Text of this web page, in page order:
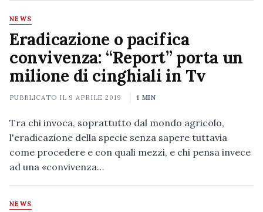
NEWS
Eradicazione o pacifica
convivenza: “Report” porta un
milione di cinghiali in Tv
PUBBLICATO IL 9 APRILE 2019 1 MIN
Tra chi invoca, soprattutto dal mondo agricolo,
l'eradicazione della specie senza sapere tuttavia
come procedere e con quali mezzi, e chi pensa invece
ad una «convivenza…
NEWS